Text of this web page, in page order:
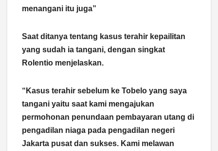
menangani itu juga”
Saat ditanya tentang kasus terahir kepailitan
yang sudah ia tangani, dengan singkat
Rolentio menjelaskan.
“Kasus terahir sebelum ke Tobelo yang saya
tangani yaitu saat kami mengajukan
permohonan penundaan pembayaran utang di
pengadilan niaga pada pengadilan negeri
Jakarta pusat dan sukses. Kami melawan